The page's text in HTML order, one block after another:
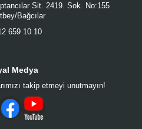
Sit. 2419. Sok. No:155
Bağcılar
659 10 10
Medya
takip etmeyi unutmayın!